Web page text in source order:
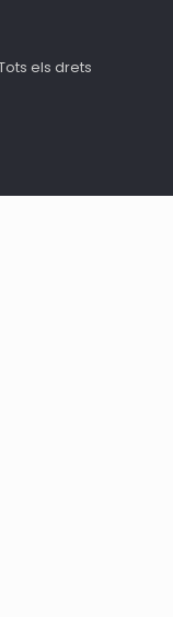
els drets